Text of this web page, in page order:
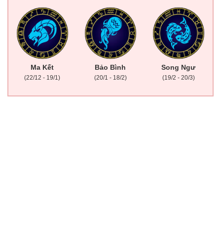
Ma Kết
(22/12 - 19/1)
Bảo Bình
(20/1 - 18/2)
Song Ngư
(19/2 - 20/3)